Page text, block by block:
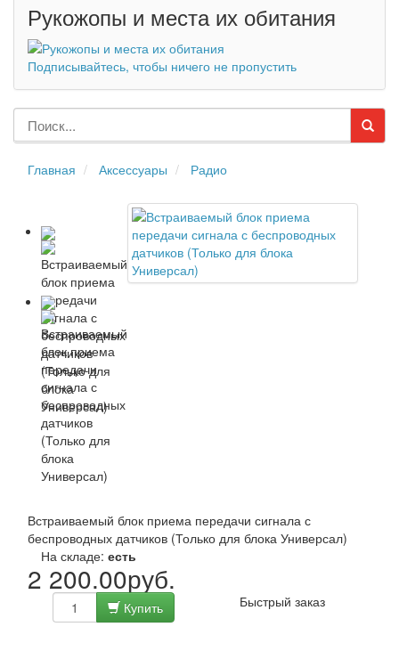
Рукожопы и места их обитания
Подписывайтесь, чтобы ничего не пропустить
Главная Аксессуары Радио
Встраиваемый блок приема передачи сигнала с
беспроводных датчиков (Только для блока Универсал)
На складе: есть
2 200.00руб.
Купить Быстрый заказ